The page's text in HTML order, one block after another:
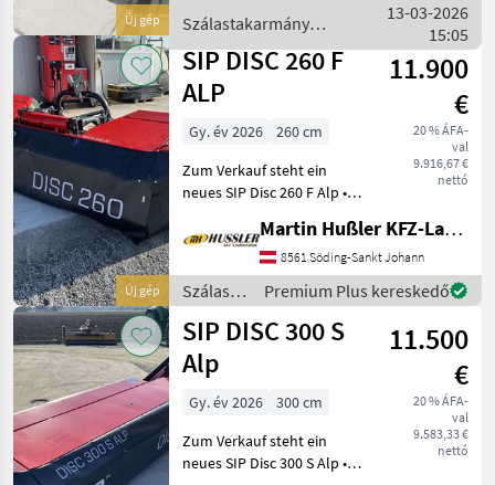
Új gép
hervorragende Sicht in
steilem Gel
Szálastakarmány
betakarítók / SIP
13-03-2026
15:05
Új gép
SIP DISC 260 F
ALP
11.900
€
20 % ÁFA-
val
9.916,67 €
nettó
Gy. év 2026
260 cm
Zum Verkauf steht ein
neues SIP Disc 260 F Alp •
• 12 Messer • Gewicht: 460
kg • 3-Punkt Anbaubock
Kat. I und II •
Anfahrsicherung
Martin Hußler KFZ-Landtechnik
8561 Söding-Sankt Johann
Szálastakarmány
betakarítók
/ SIP
Premium Plus kereskedő
SIP DISC 300 S
Alp
11.500
€
20 % ÁFA-
val
9.583,33 €
nettó
Gy. év 2026
300 cm
Zum Verkauf steht ein
neues SIP Disc 300 S Alp •